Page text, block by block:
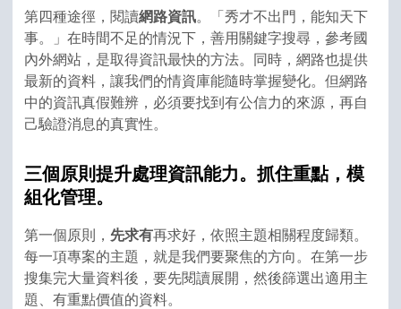
第四種途徑，閱讀網路資訊。「秀才不出門，能知天下
事。」在時間不足的情況下，善用關鍵字搜尋，參考國
內外網站，是取得資訊最快的方法。同時，網路也提供
最新的資料，讓我們的情資庫能隨時掌握變化。但網路
中的資訊真假難辨，必須要找到有公信力的來源，再自
己驗證消息的真實性。
三個原則提升處理資訊能力。抓住重點，模
組化管理。
第一個原則， 先求有再求好，依照主題相關程度歸類。
每一項專案的主題，就是我們要聚焦的方向。在第一步
搜集完大量資料後，要先閱讀展開，然後篩選出適用主
題、有重點價值的資料。